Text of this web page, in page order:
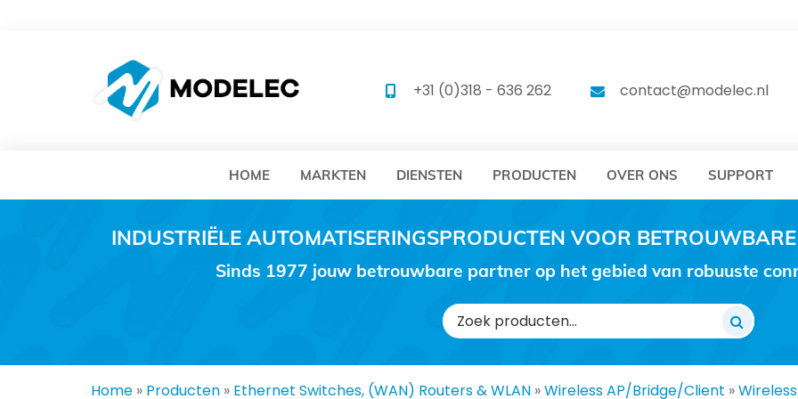
MODELEC MODELEC
+31 (0)318 - 636 262 contact@modelec.nl
HOME MARKTEN DIENSTEN PRODUCTEN OVER ONS SUPPORT
INDUSTRIËLE AUTOMATISERINGSPRODUCTEN VOOR
Sinds 1977 jouw betrouwbare partner op het gebied van robuuste
Zoeken
naar:
Home » Producten » Ethernet Switches, (WAN) Routers & WLAN »Wireless AP/Bridge/Client »